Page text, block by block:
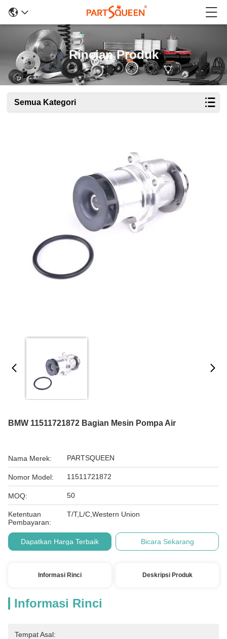
Rincian Produk
Semua Kategori
BMW 11511721872 Bagian Mesin Pompa Air
Nama Merek: PARTSQUEEN
Nomor Model: 11511721872
MOQ: 50
Ketentuan
Pembayaran:
T/T,L/C,Western Union
Dapatkan Harga Terbaik Bicara Sekarang
Informasi Rinci Deskripsi Produk
Informasi Rinci
Tempat Asal: